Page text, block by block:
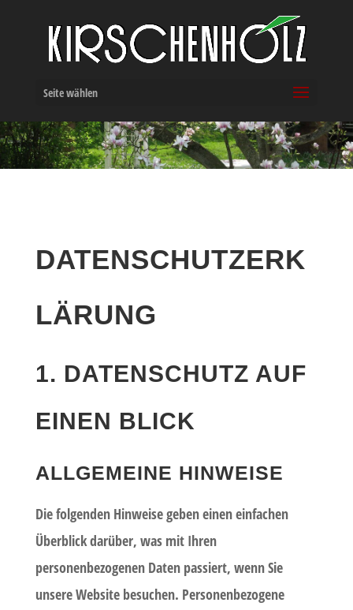
Seite wählen
DATENSCHUTZERK
LÄRUNG
1. DATENSCHUTZ AUF
EINEN BLICK
ALLGEMEINE HINWEISE
Die folgenden Hinweise geben einen einfachen
Überblick darüber, was mit Ihren
personenbezogenen Daten passiert, wenn Sie
unsere Website besuchen. Personenbezogene